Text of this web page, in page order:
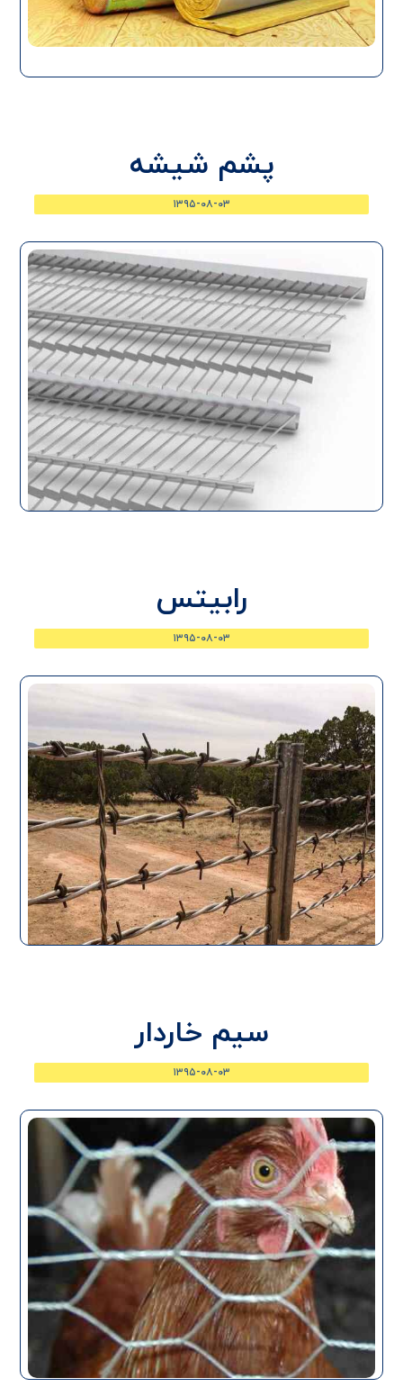
پشم شیشه
۱۳۹۵-۰۸-۰۳
رابیتس
۱۳۹۵-۰۸-۰۳
سیم خاردار
۱۳۹۵-۰۸-۰۳